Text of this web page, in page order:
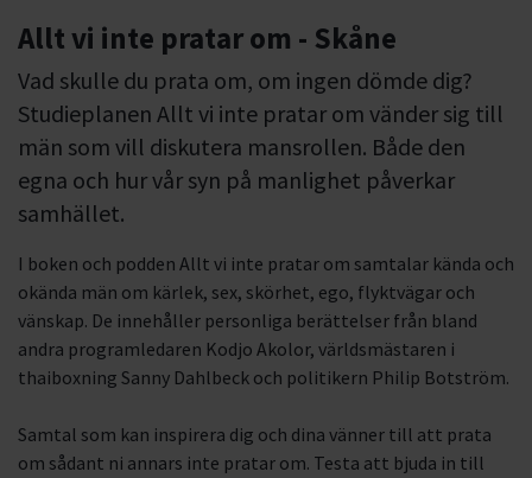
Allt vi inte pratar om - Skåne
Vad skulle du prata om, om ingen dömde dig?
Studieplanen Allt vi inte pratar om vänder sig till
män som vill diskutera mansrollen. Både den
egna och hur vår syn på manlighet påverkar
samhället.
I boken och podden Allt vi inte pratar om samtalar kända och
okända män om kärlek, sex, skörhet, ego, flyktvägar och
vänskap. De innehåller personliga berättelser från bland
andra programledaren Kodjo Akolor, världsmästaren i
thaiboxning Sanny Dahlbeck och politikern Philip Botström.
Samtal som kan inspirera dig och dina vänner till att prata
om sådant ni annars inte pratar om. Testa att bjuda in till